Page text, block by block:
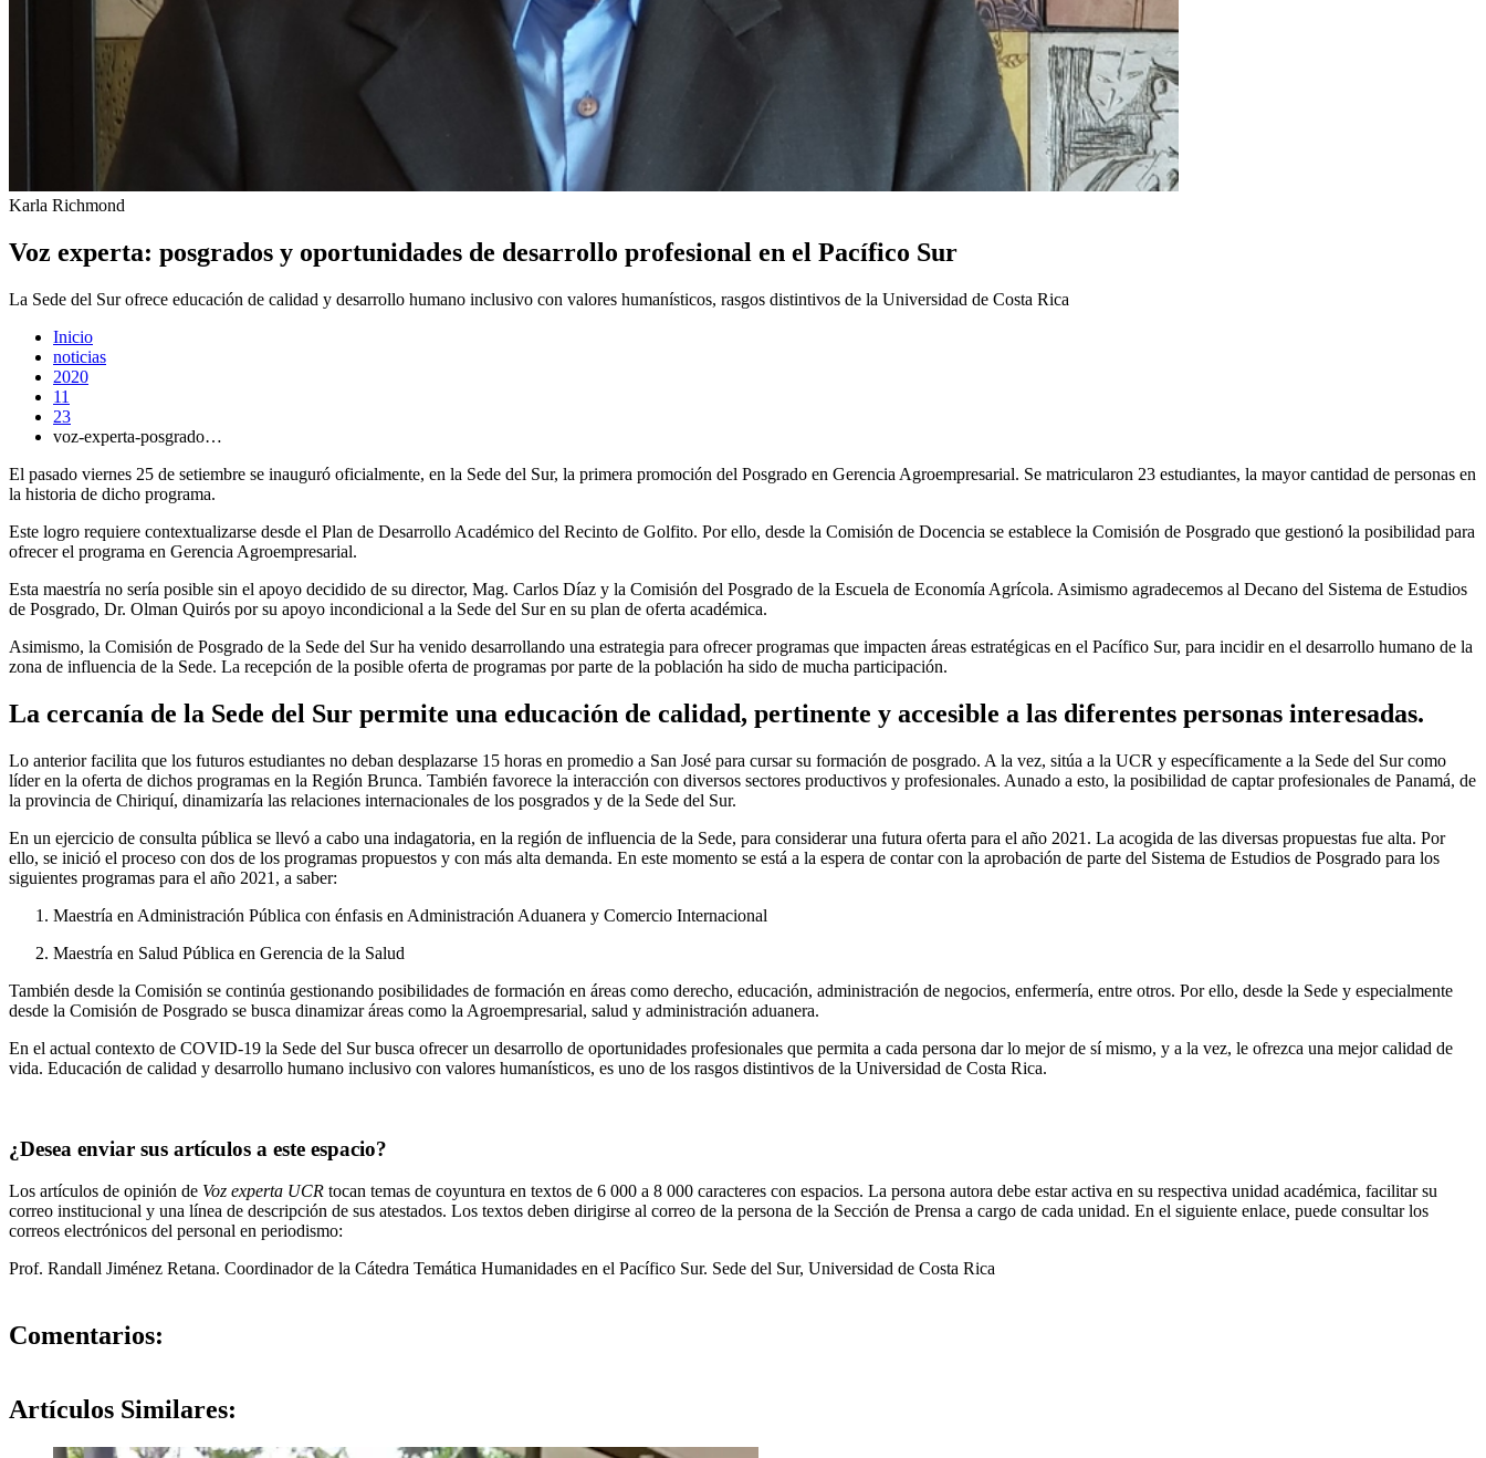
Karla Richmond
Voz experta: posgrados y oportunidades de desarrollo profesional en el Pacífico Sur
La Sede del Sur ofrece educación de calidad y desarrollo humano inclusivo con valores humanísticos, rasgos distintivos de la Universidad de Costa Rica
Inicio
noticias
2020
11
23
voz-experta-posgrado…
El pasado viernes 25 de setiembre se inauguró oficialmente, en la Sede del Sur, la primera promoción del Posgrado en Gerencia Agroempresarial. Se matricularon 23 estudiantes, la mayor cantidad de personas en
la historia de dicho programa.
Este logro requiere contextualizarse desde el Plan de Desarrollo Académico del Recinto de Golfito. Por ello, desde la Comisión de Docencia se establece la Comisión de Posgrado que gestionó la posibilidad para
ofrecer el programa en Gerencia Agroempresarial.
Esta maestría no sería posible sin el apoyo decidido de su director, Mag. Carlos Díaz y la Comisión del Posgrado de la Escuela de Economía Agrícola. Asimismo agradecemos al Decano del Sistema de Estudios
de Posgrado, Dr. Olman Quirós por su apoyo incondicional a la Sede del Sur en su plan de oferta académica.
Asimismo, la Comisión de Posgrado de la Sede del Sur ha venido desarrollando una estrategia para ofrecer programas que impacten áreas estratégicas en el Pacífico Sur, para incidir en el desarrollo humano de la
zona de influencia de la Sede. La recepción de la posible oferta de programas por parte de la población ha sido de mucha participación.
La cercanía de la Sede del Sur permite una educación de calidad, pertinente y accesible a las diferentes personas interesadas.
Lo anterior facilita que los futuros estudiantes no deban desplazarse 15 horas en promedio a San José para cursar su formación de posgrado. A la vez, sitúa a la UCR y específicamente a la Sede del Sur como
líder en la oferta de dichos programas en la Región Brunca. También favorece la interacción con diversos sectores productivos y profesionales. Aunado a esto, la posibilidad de captar profesionales de Panamá, de
la provincia de Chiriquí, dinamizaría las relaciones internacionales de los posgrados y de la Sede del Sur.
En un ejercicio de consulta pública se llevó a cabo una indagatoria, en la región de influencia de la Sede, para considerar una futura oferta para el año 2021. La acogida de las diversas propuestas fue alta. Por
ello, se inició el proceso con dos de los programas propuestos y con más alta demanda. En este momento se está a la espera de contar con la aprobación de parte del Sistema de Estudios de Posgrado para los
siguientes programas para el año 2021, a saber:
Maestría en Administración Pública con énfasis en Administración Aduanera y Comercio Internacional
Maestría en Salud Pública en Gerencia de la Salud
También desde la Comisión se continúa gestionando posibilidades de formación en áreas como derecho, educación, administración de negocios, enfermería, entre otros. Por ello, desde la Sede y especialmente
desde la Comisión de Posgrado se busca dinamizar áreas como la Agroempresarial, salud y administración aduanera.
En el actual contexto de COVID-19 la Sede del Sur busca ofrecer un desarrollo de oportunidades profesionales que permita a cada persona dar lo mejor de sí mismo, y a la vez, le ofrezca una mejor calidad de
vida. Educación de calidad y desarrollo humano inclusivo con valores humanísticos, es uno de los rasgos distintivos de la Universidad de Costa Rica.
¿Desea enviar sus artículos a este espacio?
Los artículos de opinión de Voz experta UCR tocan temas de coyuntura en textos de 6 000 a 8 000 caracteres con espacios. La persona autora debe estar activa en su respectiva unidad académica, facilitar su
correo institucional y una línea de descripción de sus atestados. Los textos deben dirigirse al correo de la persona de la Sección de Prensa a cargo de cada unidad. En el siguiente enlace, puede consultar los
correos electrónicos del personal en periodismo:
Prof. Randall Jiménez Retana. Coordinador de la Cátedra Temática Humanidades en el Pacífico Sur. Sede del Sur, Universidad de Costa Rica
Comentarios:
Artículos Similares: